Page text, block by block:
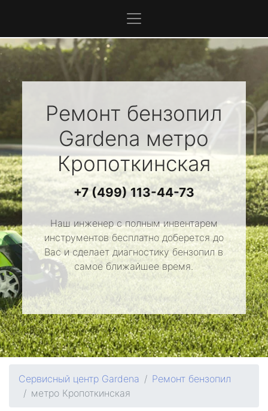
Ремонт бензопил
Gardena метро
Кропоткинская
+7 (499) 113-44-73
Наш инженер с полным инвентарем
инструментов бесплатно доберется до
Вас и сделает диагностику бензопил в
самое ближайшее время.
Сервисный центр Gardena
Ремонт бензопил
метро Кропоткинская